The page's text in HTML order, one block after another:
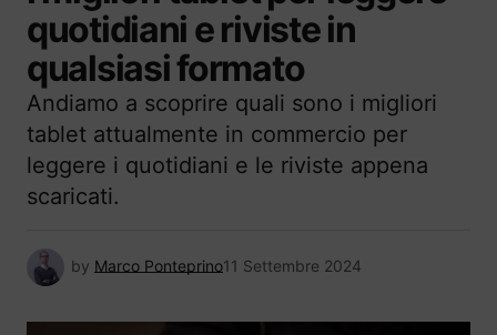
quotidiani e riviste in
qualsiasi formato
Andiamo a scoprire quali sono i migliori
tablet attualmente in commercio per
leggere i quotidiani e le riviste appena
scaricati.
by Marco Ponteprino11 Settembre 2024